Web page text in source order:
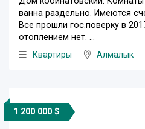
ванна раздельно. Имеются
Все прошли гос.поверку в
отоплением нет. ...
Квартиры
Алмалык
1 200 000 $